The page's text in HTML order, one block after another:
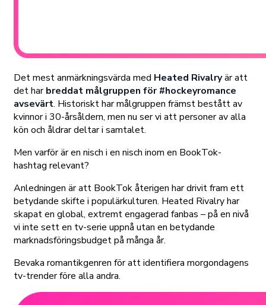
Det mest anmärkningsvärda med Heated Rivalryär att
det harbreddat målgruppen för #hockeyromance
avsevärt. Historiskt har målgruppen främst bestått av
kvinnor i 30-årsåldern, men nu ser vi att personer av alla
kön och åldrar deltar i samtalet.
Men varför är en nisch i en nisch inom en BookTok-
hashtag relevant?
Anledningen är att BookTok återigen har drivit fram ett
betydande skifte i populärkulturen. Heated Rivalry har
skapat en global, extremt engagerad fanbas – på en nivå
vi inte sett en tv-serie uppnå utan en betydande
marknadsföringsbudget på många år.
Bevaka romantikgenren för att identifiera morgondagens
tv-trender före alla andra.